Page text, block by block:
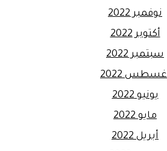
نوفمبر 2022
أكتوبر 2022
سبتمبر 2022
2022
يونيو 2022
مايو 2022
أبريل 2022